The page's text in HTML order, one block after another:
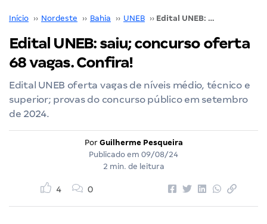
Início ›› Nordeste ›› Bahia ›› UNEB ›› Edital UNEB: saiu; concurso oferta 68 vagas. Confira!
Edital UNEB: saiu; concurso oferta
68 vagas. Confira!
Edital UNEB oferta vagas de níveis médio, técnico e
superior; provas do concurso público em setembro
de 2024.
Por Guilherme Pesqueira
Publicado em 09/08/24
2 min. de leitura
4 0